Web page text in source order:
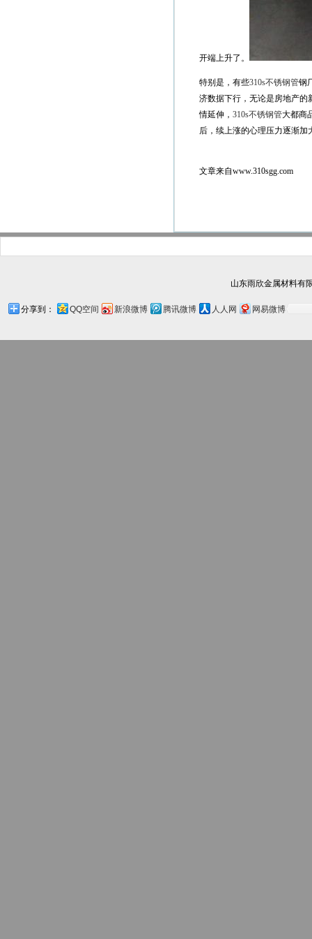
开端上升了。
特别是，有些310s不锈钢管钢
济数据下行，无论是房地产的
情延伸， 310s不锈钢管大都商
后，续上涨的心理压力逐渐
文章来自www.310sgg.com
山东雨欣金属材料有
分享到： QQ空间 新浪微博 腾讯微博 人人网 网易微博